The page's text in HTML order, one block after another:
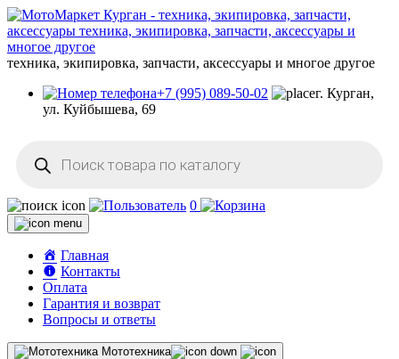
техника, экипировка, запчасти, аксессуары и многое другое
+7 (995) 089-50-02
г. Курган,
ул. Куйбышева, 69
товаров
0
Главная
Контакты
Оплата
Гарантия и возврат
Вопросы и ответы
Мототехника